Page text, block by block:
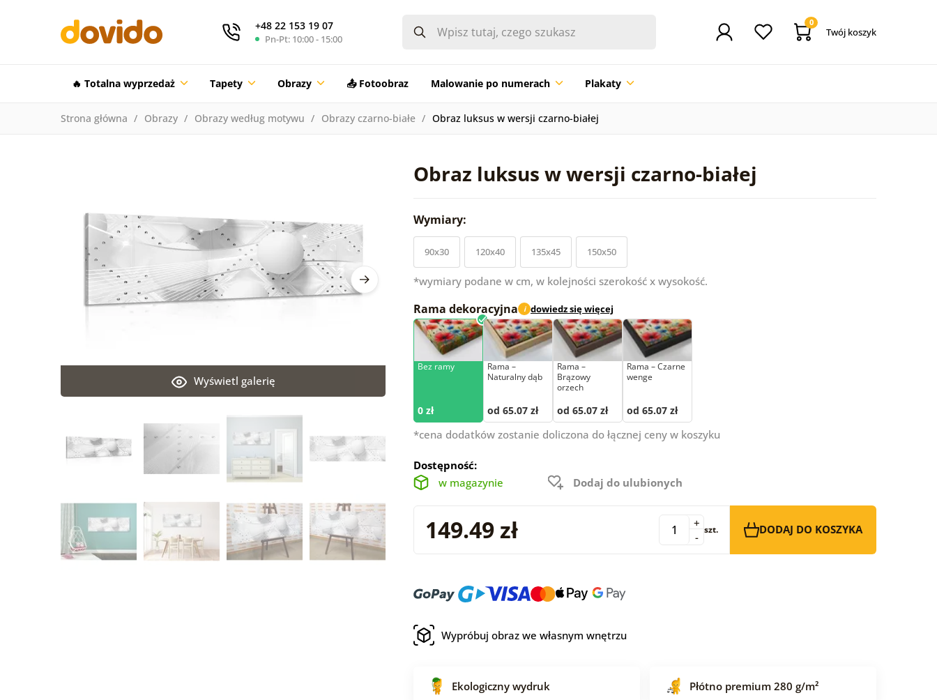
+48 22 153 19 07
Pn-Pt: 10:00 - 15:00
0
Twój koszyk
🔥 Totalna wyprzedaż Tapety Obrazy 📤 Fotoobraz Malowanie po numerach Plakaty
Strona główna Obrazy Obrazy według motywu Obrazy czarno-białe Obraz luksus w wersji czarno-białej
Obraz luksus w wersji czarno-białej
Wyświetl galerię
Wymiary:
90x30 120x40 135x45 150x50
*wymiary podane w cm, w kolejności szerokość x wysokość.
Rama dekoracyjna i dowiedz się więcej
Bez ramy
0 zł
Rama –
Naturalny dąb
od 65.07 zł
Rama –
Brązowy
orzech
od 65.07 zł
Rama – Czarne
wenge
od 65.07 zł
*cena dodatków zostanie doliczona do łącznej ceny w koszyku
Dostępność:
w magazynie
Dodaj do ulubionych
149.49 zł -
+ szt. DODAJ DO KOSZYKA
Wypróbuj obraz we własnym wnętrzu
Ekologiczny wydruk Płótno premium 280 g/m²